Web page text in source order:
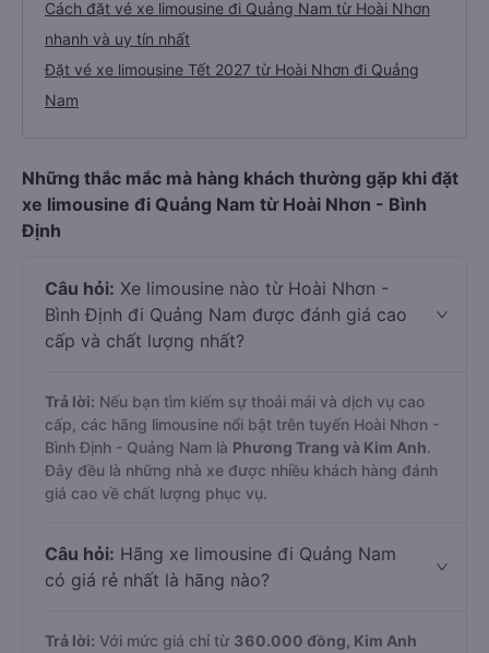
Cách đặt vé xe limousine đi Quảng Nam từ Hoài Nhơn
nhanh và uy tín nhất
Đặt vé xe limousine Tết 2027 từ Hoài Nhơn đi Quảng
Nam
Những thắc mắc mà hàng khách thường gặp khi đặt
xe limousine đi Quảng Nam từ Hoài Nhơn - Bình
Định
Câu hỏi: Xe limousine nào từ Hoài Nhơn -
Bình Định đi Quảng Nam được đánh giá cao
cấp và chất lượng nhất?
Trả lời: Nếu bạn tìm kiếm sự thoải mái và dịch vụ cao
cấp, các hãng limousine nổi bật trên tuyến Hoài Nhơn -
Bình Định - Quảng Nam là Phương Trang và Kim Anh.
Đây đều là những nhà xe được nhiều khách hàng đánh
giá cao về chất lượng phục vụ.
Câu hỏi: Hãng xe limousine đi Quảng Nam
có giá rẻ nhất là hãng nào?
Trả lời: Với mức giá chỉ từ 360.000 đồng, Kim Anh